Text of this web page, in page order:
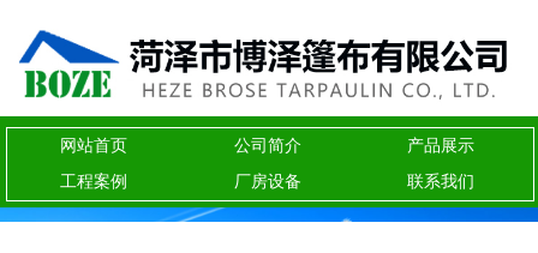
网站首页 公司简介
产品展示
工程案例
厂房设备 联系我们